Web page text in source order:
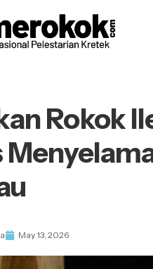
Rokok
May 13, 2026